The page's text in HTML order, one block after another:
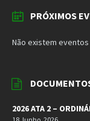
PRÓXIMOS
Não existem eventos
2026 ATA 2 –